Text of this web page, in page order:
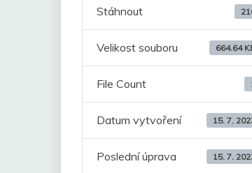
Stáhnout
Velikost souboru 664.64
File Count
Datum vytvoření 15. 7.
Poslední úprava 15. 7.